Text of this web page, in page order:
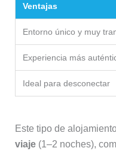
Ventajas
Entorno único y muy
Experiencia más
Ideal para desconectar
Este tipo de
viaje(1–2 noches),